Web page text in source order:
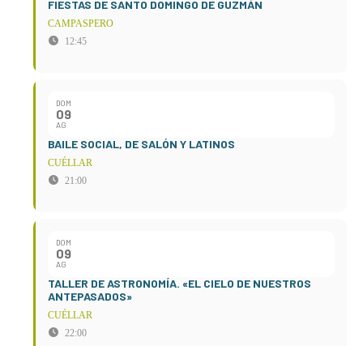
FIESTAS DE SANTO DOMINGO DE GUZMÁN
CAMPASPERO
12:45
DOM
09
AG
BAILE SOCIAL, DE SALÓN Y LATINOS
CUÉLLAR
21:00
DOM
09
AG
TALLER DE ASTRONOMÍA. «EL CIELO DE NUESTROS
ANTEPASADOS»
CUÉLLAR
22:00